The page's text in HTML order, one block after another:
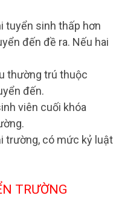
tuyển sinh thấp hơn
đến đề ra. Nếu hai
thường trú thuộc
đến.
viên cuối khóa
trường, có mức kỷ luật
TRƯỜNG